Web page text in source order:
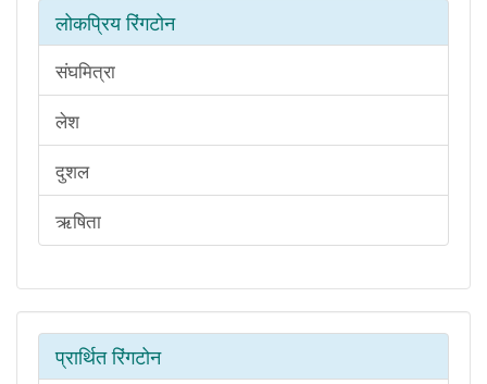
लोकप्रिय रिंगटोन
संघमित्रा
लेश
दुशल
ऋषिता
प्रार्थित रिंगटोन